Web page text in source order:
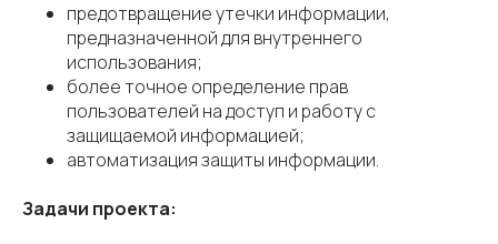
предотвращение утечки информации,
предназначенной для внутреннего
использования;
более точное определение прав
пользователей на доступ и работу с
защищаемой информацией;
автоматизация защиты информации.
Задачи проекта: